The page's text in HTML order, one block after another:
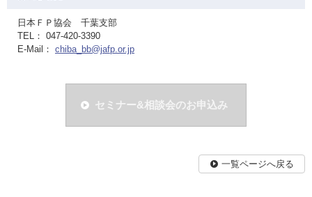
日本ＦＰ協会 千葉支部
TEL： 047-420-3390
E-Mail： chiba_bb@jafp.or.jp
セミナー&相談会のお申込み
一覧ページへ戻る